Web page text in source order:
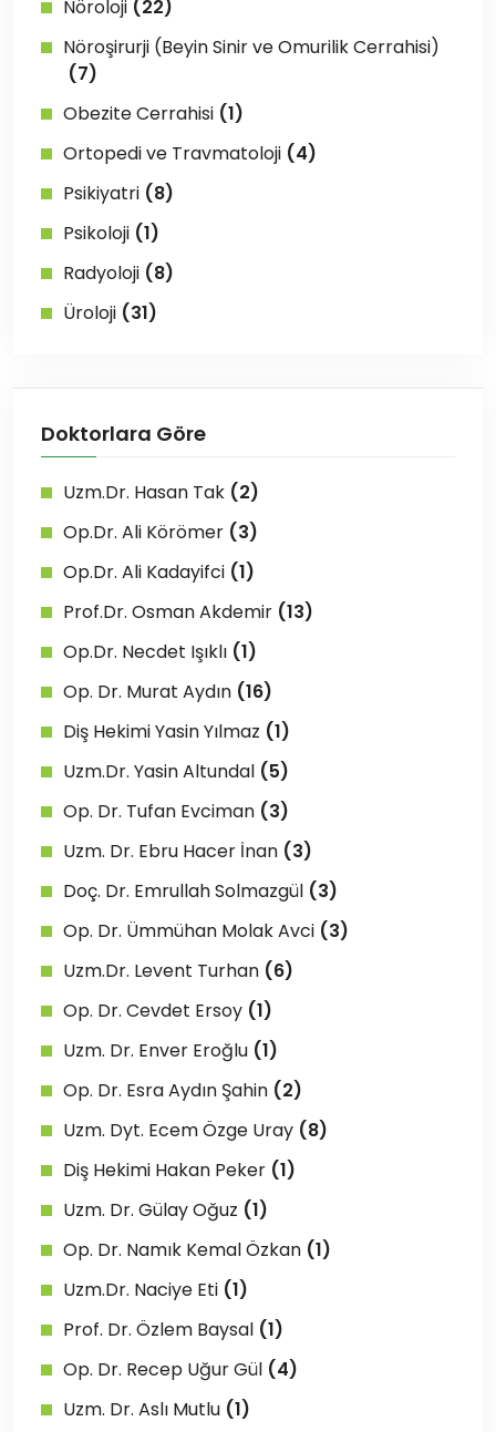
Nöroloji (22)
Nöroşirurji (Beyin Sinir ve Omurilik Cerrahisi)
(7)
Obezite Cerrahisi (1)
Ortopedi ve Travmatoloji (4)
Psikiyatri (8)
Psikoloji (1)
Radyoloji (8)
Üroloji (31)
Doktorlara Göre
Uzm.Dr. Hasan Tak (2)
Op.Dr. Ali Körömer (3)
Op.Dr. Ali Kadayifci (1)
Prof.Dr. Osman Akdemir (13)
Op.Dr. Necdet Işıklı (1)
Op. Dr. Murat Aydın (16)
Diş Hekimi Yasin Yılmaz (1)
Uzm.Dr. Yasin Altundal (5)
Op. Dr. Tufan Evciman (3)
Uzm. Dr. Ebru Hacer İnan (3)
Doç. Dr. Emrullah Solmazgül (3)
Op. Dr. Ümmühan Molak Avci (3)
Uzm.Dr. Levent Turhan (6)
Op. Dr. Cevdet Ersoy (1)
Uzm. Dr. Enver Eroğlu (1)
Op. Dr. Esra Aydın Şahin (2)
Uzm. Dyt. Ecem Özge Uray (8)
Diş Hekimi Hakan Peker (1)
Uzm. Dr. Gülay Oğuz (1)
Op. Dr. Namık Kemal Özkan (1)
Uzm.Dr. Naciye Eti (1)
Prof. Dr. Özlem Baysal (1)
Op. Dr. Recep Uğur Gül (4)
Uzm. Dr. Aslı Mutlu (1)